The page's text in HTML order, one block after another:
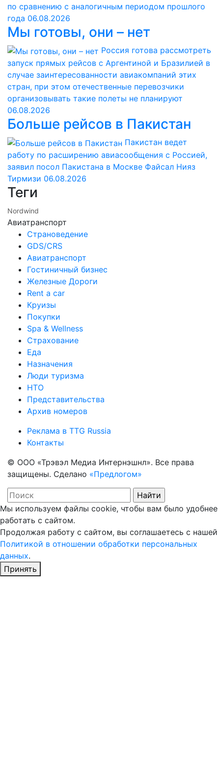
по сравнению с аналогичным периодом прошлого
года 06.08.2026
Мы готовы, они – нет
Россия готова рассмотреть
запуск прямых рейсов с Аргентиной и Бразилией в
случае заинтересованности авиакомпаний этих
стран, при этом отечественные перевозчики
организовывать такие полеты не планируют
06.08.2026
Больше рейсов в Пакистан
Пакистан ведет
работу по расширению авиасообщения с Россией,
заявил посол Пакистана в Москве Файсал Нияз
Тирмизи 06.08.2026
Теги
Nordwind
Авиатранспорт
Страноведение
GDS/CRS
Авиатранспорт
Гостиничный бизнес
Железные Дороги
Rent a car
Круизы
Покупки
Spa & Wellness
Страхование
Еда
Назначения
Люди туризма
НТО
Представительства
Архив номеров
Реклама в TTG Russia
Контакты
© ООО «Трэвэл Медиа Интернэшнл». Все права
защищены. Сделано «Предлогом»
Мы используем файлы cookie, чтобы вам было удобнее
работать с сайтом.
Продолжая работу с сайтом, вы соглашаетесь с нашей
Политикой в отношении обработки персональных
данных.
Принять